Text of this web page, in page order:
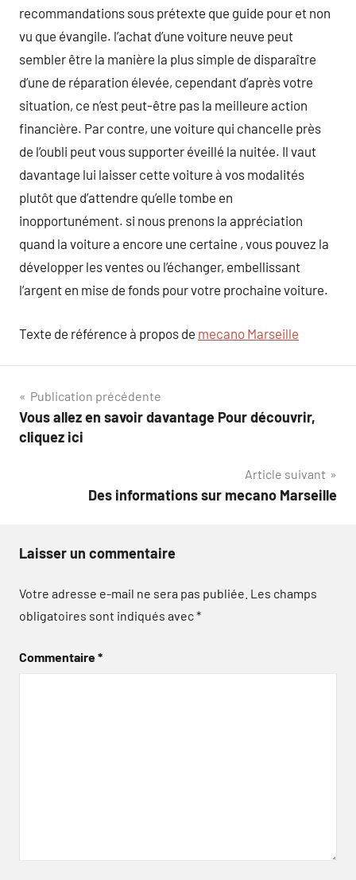
recommandations sous prétexte que guide pour et non
vu que évangile. l’achat d’une voiture neuve peut
sembler être la manière la plus simple de disparaître
d’une de réparation élevée, cependant d’après votre
situation, ce n’est peut-être pas la meilleure action
financière. Par contre, une voiture qui chancelle près
de l’oubli peut vous supporter éveillé la nuitée. Il vaut
davantage lui laisser cette voiture à vos modalités
plutôt que d’attendre qu’elle tombe en
inopportunément. si nous prenons la appréciation
quand la voiture a encore une certaine , vous pouvez la
développer les ventes ou l’échanger, embellissant
l’argent en mise de fonds pour votre prochaine voiture.
Texte de référence à propos de mecano Marseille
Navigation
de
Publication précédente
Vous allez en savoir davantage Pour découvrir,
cliquez ici
Article suivant
Des informations sur mecano Marseille
Laisser un commentaire
Votre adresse e-mail ne sera pas publiée. Les champs
obligatoires sont indiqués avec*
Commentaire*